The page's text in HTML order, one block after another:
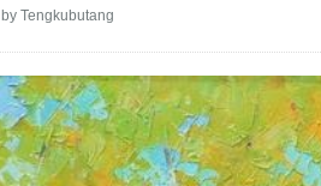
by Tengkubutang